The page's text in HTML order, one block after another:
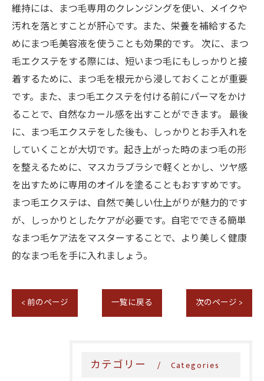
維持には、まつ毛専用のクレンジングを使い、メイクや
汚れを落とすことが肝心です。また、栄養を補給するた
めにまつ毛美容液を使うことも効果的です。 次に、まつ
毛エクステをする際には、短いまつ毛にもしっかりと接
着するために、まつ毛を根元から浸しておくことが重要
です。また、まつ毛エクステを付ける前にパーマをかけ
ることで、自然なカール感を出すことができます。 最後
に、まつ毛エクステをした後も、しっかりとお手入れを
していくことが大切です。起き上がった時のまつ毛の形
を整えるために、マスカラブラシで軽くとかし、ツヤ感
を出すために専用のオイルを塗ることもおすすめです。
まつ毛エクステは、自然で美しい仕上がりが魅力的です
が、しっかりとしたケアが必要です。自宅でできる簡単
なまつ毛ケア法をマスターすることで、より美しく健康
的なまつ毛を手に入れましょう。
< 前のページ 一覧に戻る 次のページ >
カテゴリー Categories